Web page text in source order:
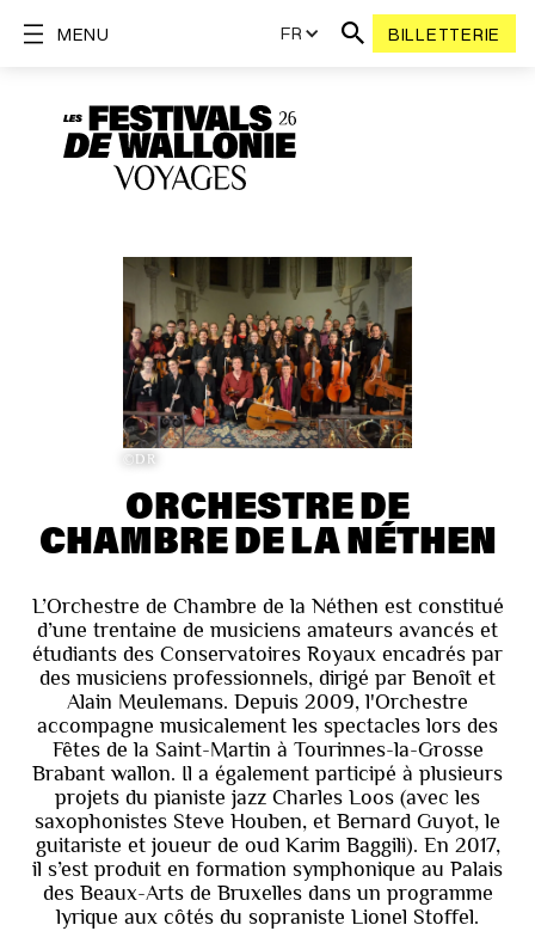
FR BILLETTERIE
MENU
©DR
ORCHESTRE DE
CHAMBRE DE LA NÉTHEN
L’Orchestre de Chambre de la Néthen est constitué
d’une trentaine de musiciens amateurs avancés et
étudiants des Conservatoires Royaux encadrés par
des musiciens professionnels, dirigé par Benoît et
Alain Meulemans. Depuis 2009, l'Orchestre
accompagne musicalement les spectacles lors des
Fêtes de la Saint-Martin à Tourinnes-la-Grosse
Brabant wallon. Il a également participé à plusieurs
projets du pianiste jazz Charles Loos (avec les
saxophonistes Steve Houben, et Bernard Guyot, le
guitariste et joueur de oud Karim Baggili). En 2017,
il s’est produit en formation symphonique au Palais
des Beaux-Arts de Bruxelles dans un programme
lyrique aux côtés du sopraniste Lionel Stoffel.